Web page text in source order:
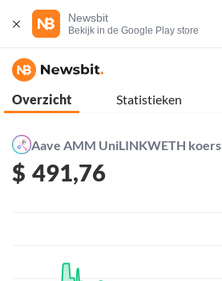
Newsbit
Bekijk in de Google Play store
Overzicht Statistieken
Aave AMM UniLINKWETH koers
$ 491,76